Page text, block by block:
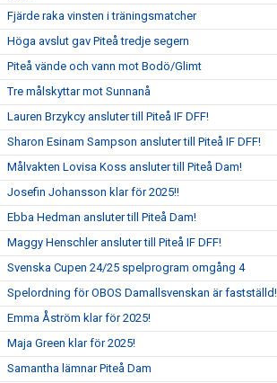
Fjärde raka vinsten i träningsmatcher
Höga avslut gav Piteå tredje segern
Piteå vände och vann mot Bodö/Glimt
Tre målskyttar mot Sunnanå
Lauren Brzykcy ansluter till Piteå IF DFF!
Sharon Esinam Sampson ansluter till Piteå IF DFF!
Målvakten Lovisa Koss ansluter till Piteå Dam!
Josefin Johansson klar för 2025!!
Ebba Hedman ansluter till Piteå Dam!
Maggy Henschler ansluter till Piteå IF DFF!
Svenska Cupen 24/25 spelprogram omgång 4
Spelordning för OBOS Damallsvenskan är fastställd!
Emma Åström klar för 2025!
Maja Green klar för 2025!
Samantha lämnar Piteå Dam